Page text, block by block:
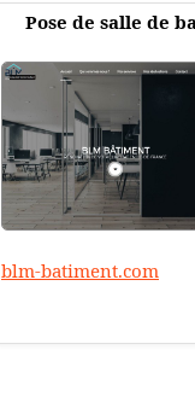
Pose de salle de
blm-batiment.com